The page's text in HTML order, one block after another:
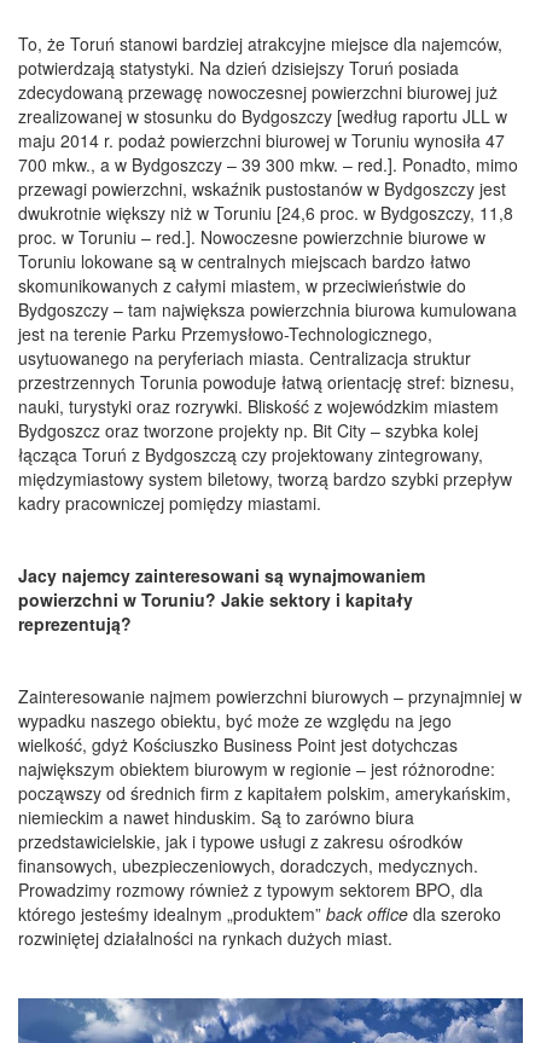
To, że Toruń stanowi bardziej atrakcyjne miejsce dla najemców,
potwierdzają statystyki. Na dzień dzisiejszy Toruń posiada
zdecydowaną przewagę nowoczesnej powierzchni biurowej już
zrealizowanej w stosunku do Bydgoszczy [według raportu JLL w
maju 2014 r. podaż powierzchni biurowej w Toruniu wynosiła 47
700 mkw., a w Bydgoszczy – 39 300 mkw. – red.]. Ponadto, mimo
przewagi powierzchni, wskaźnik pustostanów w Bydgoszczy jest
dwukrotnie większy niż w Toruniu [24,6 proc. w Bydgoszczy, 11,8
proc. w Toruniu – red.]. Nowoczesne powierzchnie biurowe w
Toruniu lokowane są w centralnych miejscach bardzo łatwo
skomunikowanych z całymi miastem, w przeciwieństwie do
Bydgoszczy – tam największa powierzchnia biurowa kumulowana
jest na terenie Parku Przemysłowo-Technologicznego,
usytuowanego na peryferiach miasta. Centralizacja struktur
przestrzennych Torunia powoduje łatwą orientację stref: biznesu,
nauki, turystyki oraz rozrywki. Bliskość z wojewódzkim miastem
Bydgoszcz oraz tworzone projekty np. Bit City – szybka kolej
łącząca Toruń z Bydgoszczą czy projektowany zintegrowany,
międzymiastowy system biletowy, tworzą bardzo szybki przepływ
kadry pracowniczej pomiędzy miastami.
Jacy najemcy zainteresowani są wynajmowaniem
powierzchni w Toruniu? Jakie sektory i kapitały
reprezentują?
Zainteresowanie najmem powierzchni biurowych – przynajmniej w
wypadku naszego obiektu, być może ze względu na jego
wielkość, gdyż Kościuszko Business Point jest dotychczas
największym obiektem biurowym w regionie – jest różnorodne:
począwszy od średnich firm z kapitałem polskim, amerykańskim,
niemieckim a nawet hinduskim. Są to zarówno biura
przedstawicielskie, jak i typowe usługi z zakresu ośrodków
finansowych, ubezpieczeniowych, doradczych, medycznych.
Prowadzimy rozmowy również z typowym sektorem BPO, dla
którego jesteśmy idealnym „produktem” back office dla szeroko
rozwiniętej działalności na rynkach dużych miast.